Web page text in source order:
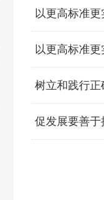
以更高标准
以更高标准
树立和践行
促发展要善于